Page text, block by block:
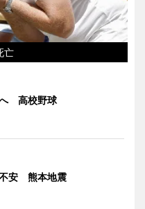
亡
高校野球
安 熊本地震